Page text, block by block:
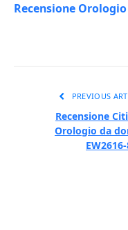
Recensione
PREVIOUS
Recensione
Orologio da